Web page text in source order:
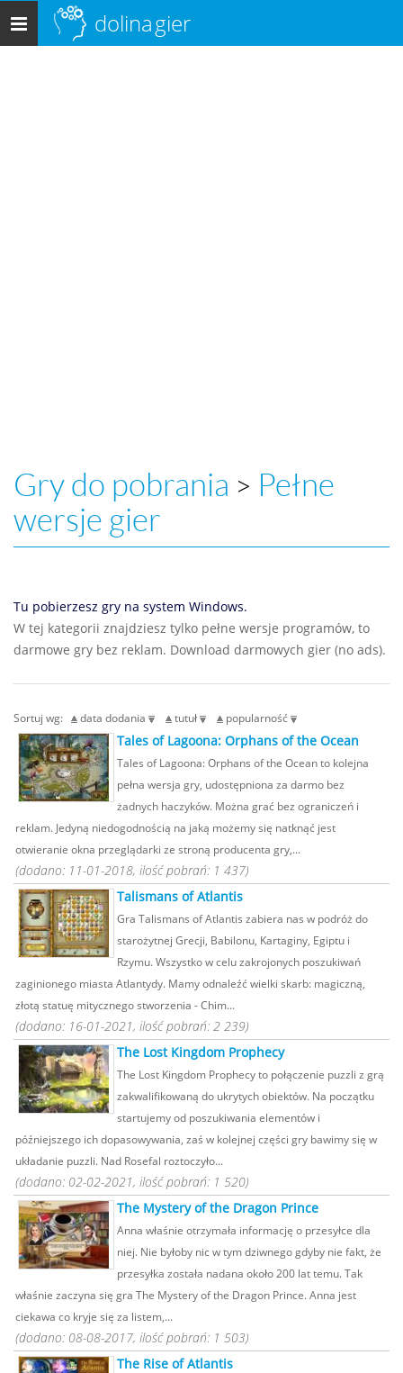
Menu
główne
dolinagier
Gry do pobrania > Pełne
wersje gier
Tu pobierzesz gry na system Windows.
W tej kategorii znajdziesz tylko pełne wersje programów, to
darmowe gry bez reklam. Download darmowych gier (no ads).
Sortuj wg: data dodania tutuł popularność
Tales of Lagoona: Orphans of the Ocean
Tales of Lagoona: Orphans of the Ocean to kolejna
pełna wersja gry, udostępniona za darmo bez
żadnych haczyków. Można grać bez ograniczeń i
reklam. Jedyną niedogodnością na jaką możemy się natknąć jest
otwieranie okna przeglądarki ze stroną producenta gry,...
(dodano: 11-01-2018, ilość pobrań: 1 437)
Talismans of Atlantis
Gra Talismans of Atlantis zabiera nas w podróż do
starożytnej Grecji, Babilonu, Kartaginy, Egiptu i
Rzymu. Wszystko w celu zakrojonych poszukiwań
zaginionego miasta Atlantydy. Mamy odnaleźć wielki skarb: magiczną,
złotą statuę mitycznego stworzenia - Chim...
(dodano: 16-01-2021, ilość pobrań: 2 239)
The Lost Kingdom Prophecy
The Lost Kingdom Prophecy to połączenie puzzli z grą
zakwalifikowaną do ukrytych obiektów. Na początku
startujemy od poszukiwania elementów i
późniejszego ich dopasowywania, zaś w kolejnej części gry bawimy się w
układanie puzzli. Nad Rosefal roztoczyło...
(dodano: 02-02-2021, ilość pobrań: 1 520)
The Mystery of the Dragon Prince
Anna właśnie otrzymała informację o przesyłce dla
niej. Nie byłoby nic w tym dziwnego gdyby nie fakt, że
przesyłka została nadana około 200 lat temu. Tak
właśnie zaczyna się gra The Mystery of the Dragon Prince. Anna jest
ciekawa co kryje się za listem,...
(dodano: 08-08-2017, ilość pobrań: 1 503)
The Rise of Atlantis